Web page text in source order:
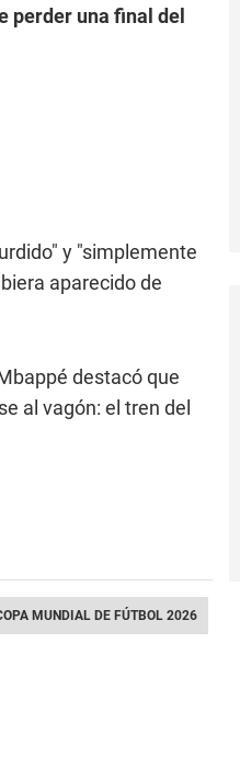
perder una final del
y "simplemente
aparecido de
destacó que
al vagón: el tren del
MUNDIAL DE FÚTBOL 2026